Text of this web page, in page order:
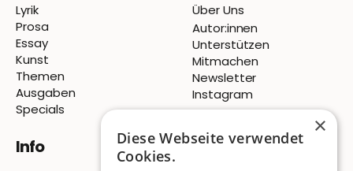
Lyrik
Prosa
Essay
Kunst
Themen
Ausgaben
Specials
Über Uns
Autor:innen
Unterstützen
Mitmachen
Newsletter
Instagram
Info
×
Diese Webseite verwendet
Cookies.